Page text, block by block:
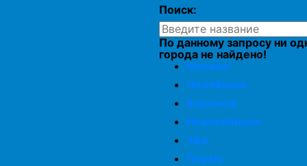
Поиск:
По данному запросу ни
города не найдено!
Москва
Челябинск
Воронеж
Новосибирск
Уфа
Пермь